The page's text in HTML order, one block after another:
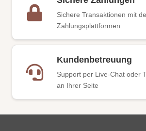
Sichere Transaktionen mit
Zahlungsplattformen
Kundenbetreuung
Support per Live-Chat oder
an Ihrer Seite